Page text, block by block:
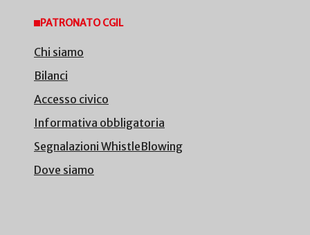
PATRONATO CGIL
Chi siamo
Bilanci
Accesso civico
Informativa obbligatoria
Segnalazioni WhistleBlowing
Dove siamo